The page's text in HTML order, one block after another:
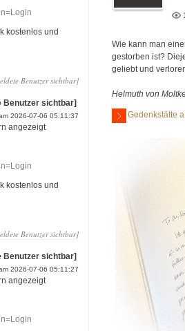
kostenlos und
Benutzer sichtbar]
Benutzer sichtbar]
2026-07-06 05:11:37
angezeigt
kostenlos und
Benutzer sichtbar]
Benutzer sichtbar]
2026-07-06 05:11:27
angezeigt
Wie kann man
gestorben ist?
geliebt und
Helmuth von
Gedenkstätte